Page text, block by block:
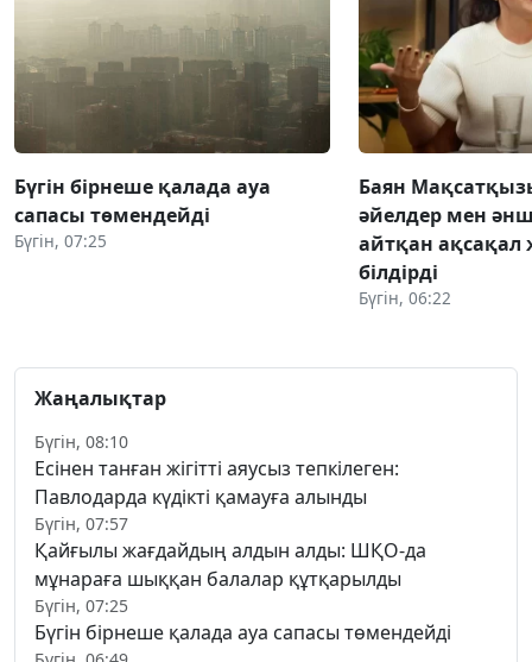
Бүгін бірнеше қалада ауа
сапасы төмендейді
Бүгін, 07:25
Баян
әйелдер мен
айтқан ақсақал
білдірді
Бүгін, 06:22
Жаңалықтар
Бүгін, 08:10
Есінен танған жігітті аяусыз тепкілеген:
Павлодарда күдікті қамауға алынды
Бүгін, 07:57
Қайғылы жағдайдың алдын алды: ШҚО-да
мұнараға шыққан балалар құтқарылды
Бүгін, 07:25
Бүгін бірнеше қалада ауа сапасы төмендейді